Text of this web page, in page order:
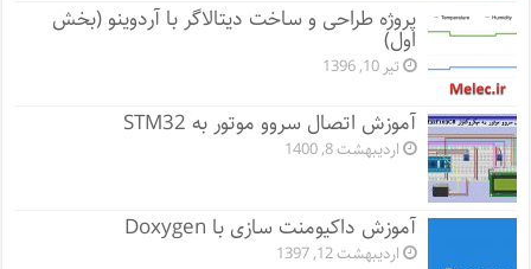
پروژه طراحی و ساخت دیتالاگر با آردوینو (بخش
اول)
تیر 10, 1396
آموزش اتصال سروو موتور به STM32
اردیبهشت 8, 1400
آموزش داکیومنت سازی با Doxygen
اردیبهشت 12, 1397